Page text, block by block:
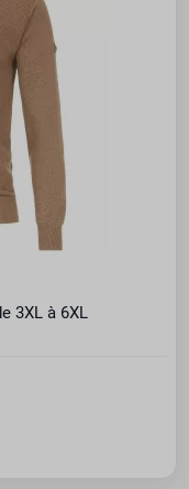
3XL à 6XL